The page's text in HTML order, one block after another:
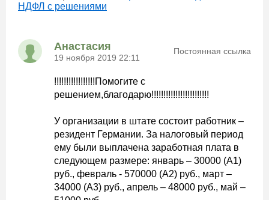
НДФЛ с решениями
Анастасия
19 ноября 2019 22:11
Постоянная ссылка
!!!!!!!!!!!!!!!!!Помогите с
решением,благодарю!!!!!!!!!!!!!!!!!!!!!!!!
У организации в штате состоит работник –
резидент Германии. За налоговый период
ему были выплачена заработная плата в
следующем размере: январь – 30000 (А1)
руб., февраль - 570000 (А2) руб., март –
34000 (А3) руб., апрель – 48000 руб., май –